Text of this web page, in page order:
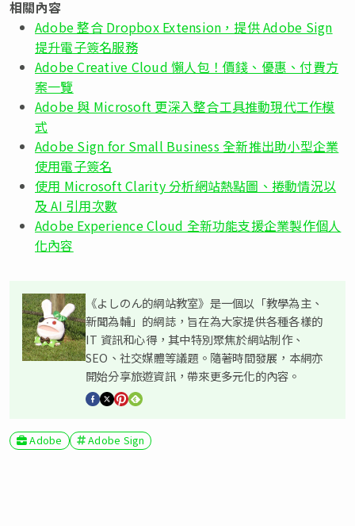
相關內容
Adobe 整合 Dropbox Extension，提供 Adobe Sign
提升電子簽名服務
Adobe Creative Cloud 懶人包！價錢、優惠、付費方
案一覽
Adobe 與 Microsoft 更深入整合工具推動現代工作模
式
Adobe Sign for Small Business 全新推出助小型企業
使用電子簽名
使用 Microsoft Clarity 分析網站熱點圖、捲動情況以
及 AI 引用次數
Adobe Experience Cloud 全新功能支援企業製作個人
化內容
《よしのん的網站教室》是一個以「教學為主、
新聞為輔」的網誌，旨在為大家提供各種各樣的
IT 資訊和心得，其中特別聚焦於網站制作、
SEO、社交媒體等議題。隨著時間發展，本網亦
開始分享旅遊資訊，帶來更多元化的內容。
Adobe Adobe Sign